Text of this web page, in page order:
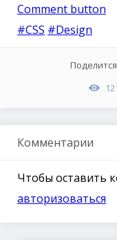
Comment button
#CSS #Design
Комментарии
Чтобы оставить
авторизоваться